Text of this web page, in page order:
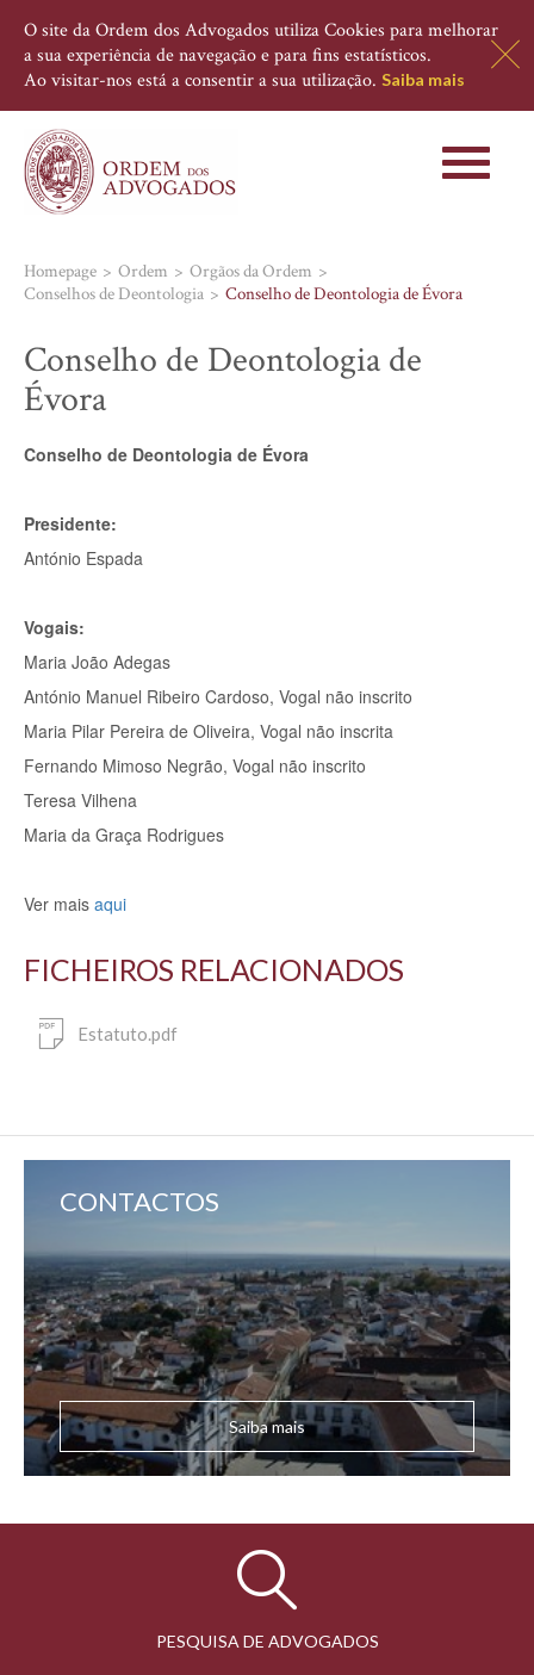
O site da Ordem dos Advogados utiliza Cookies para melhorar
a sua experiência de navegação e para fins estatísticos.
Ao visitar-nos está a consentir a sua utilização. Saiba mais
Toggle
Homepage Ordem
Orgãos da Ordem
Conselhos de Deontologia
Conselho de Deontologia de Évora
Conselho de Deontologia de
Évora
Conselho de Deontologia de Évora
Presidente:
António Espada
Vogais:
Maria João Adegas
António Manuel Ribeiro Cardoso, Vogal não inscrito
Maria Pilar Pereira de Oliveira, Vogal não inscrita
Fernando Mimoso Negrão, Vogal não inscrito
Teresa Vilhena
Maria da Graça Rodrigues
Ver mais aqui
FICHEIROS RELACIONADOS
Estatuto.pdf
CONTACTOS
Saiba mais
PESQUISA DE ADVOGADOS